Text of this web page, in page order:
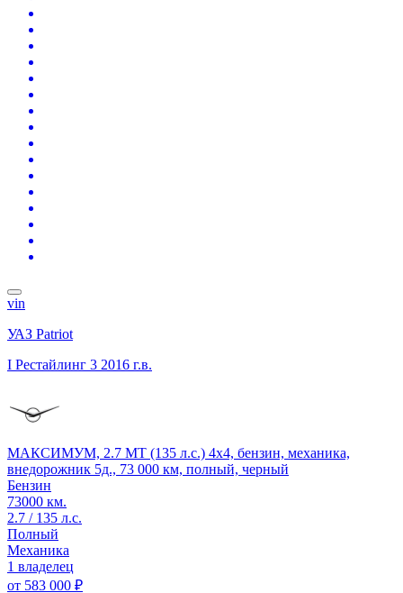
vin
УАЗ Patriot
I Рестайлинг 3 2016 г.в.
МАКСИМУМ, 2.7 MT (135 л.с.) 4x4, бензин, механика,
внедорожник 5д., 73 000 км, полный, черный
Бензин
73000 км.
2.7 / 135 л.с.
Полный
Механика
1 владелец
от 583 000 ₽